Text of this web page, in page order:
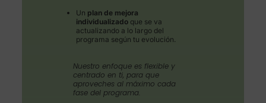
Un plan de mejora
individualizadoque se va
actualizando a lo largo del
programa según tu evolución.
Nuestro enfoque es flexible y
centrado en ti, para que
aproveches al máximo cada
fase del programa.